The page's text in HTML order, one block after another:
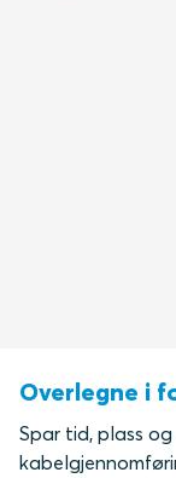
Overlegne i
Spar tid, plass